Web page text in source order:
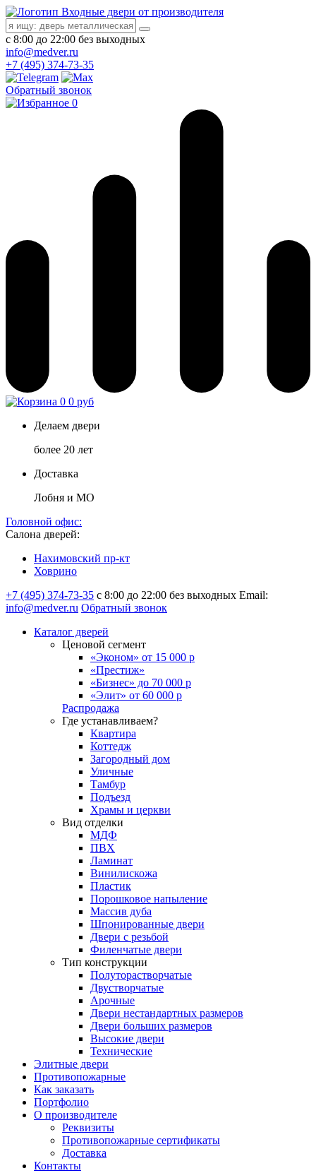
Входные двери от производителя
с 8:00 до 22:00 без выходных
info@medver.ru
+7 (495) 374-73-35
Обратный звонок
0
0 0 руб
Делаем двери
более 20 лет
Доставка
Лобня и МО
Головной офис:
Салона дверей:
Нахимовский пр-кт
Ховрино
+7 (495) 374-73-35 с 8:00 до 22:00 без выходных Email:
info@medver.ru Обратный звонок
Каталог дверей
Ценовой сегмент
«Эконом» от 15 000 р
«Престиж»
«Бизнес» до 70 000 р
«Элит» от 60 000 р
Распродажа
Где устанавливаем?
Квартира
Коттедж
Загородный дом
Уличные
Тамбур
Подъезд
Храмы и церкви
Вид отделки
МДФ
ПВХ
Ламинат
Винилискожа
Пластик
Порошковое напыление
Массив дуба
Шпонированные двери
Двери с резьбой
Филенчатые двери
Тип конструкции
Полуторастворчатые
Двустворчатые
Арочные
Двери нестандартных размеров
Двери больших размеров
Высокие двери
Технические
Элитные двери
Противопожарные
Как заказать
Портфолио
О производителе
Реквизиты
Противопожарные сертификаты
Доставка
Контакты